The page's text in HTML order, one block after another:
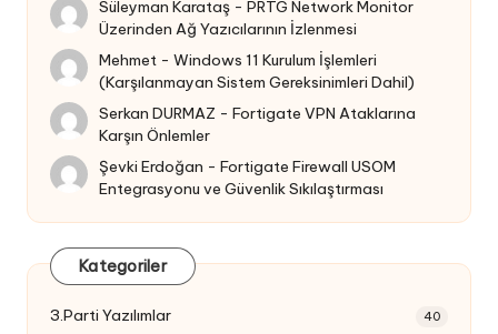
Süleyman Karataş -PRTG Network Monitor
Üzerinden Ağ Yazıcılarının İzlenmesi
Mehmet -Windows 11 Kurulum İşlemleri
(Karşılanmayan Sistem Gereksinimleri Dahil)
Serkan DURMAZ -Fortigate VPN Ataklarına
Karşın Önlemler
Şevki Erdoğan -Fortigate Firewall USOM
Entegrasyonu ve Güvenlik Sıkılaştırması
Kategoriler
3.Parti Yazılımlar 40